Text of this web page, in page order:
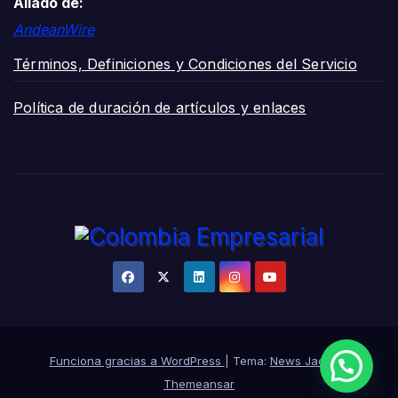
AndeanWire
Términos, Definiciones y Condiciones del Servicio
Política de duración de artículos y enlaces
Funciona gracias a WordPress Tema: News Jackde
Themeansar